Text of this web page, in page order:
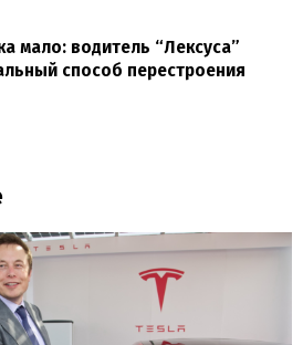
мало: водитель “Лексуса”
способ перестроения